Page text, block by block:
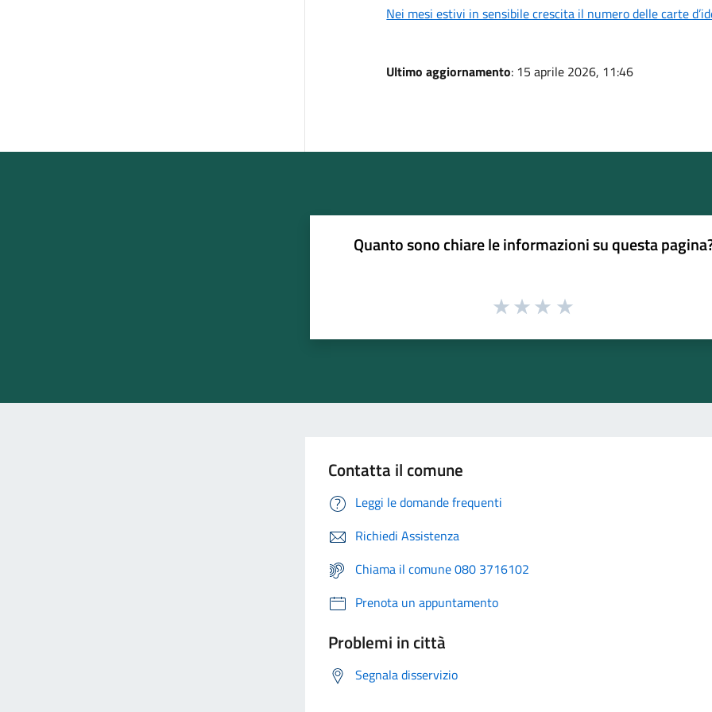
Nei mesi estivi in sensibile crescita il numero delle carte
Ultimo aggiornamento: 15 aprile 2026, 11:46
Quanto sono chiare le informazioni su questa
Contatta il comune
Leggi le domande frequenti
Richiedi Assistenza
Chiama il comune 080 3716102
Prenota un appuntamento
Problemi in città
Segnala disservizio